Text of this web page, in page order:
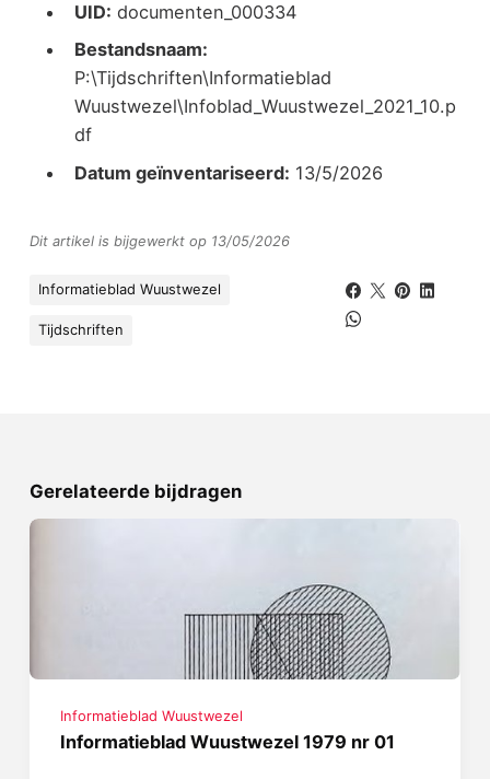
UID: documenten_000334
Bestandsnaam:
P:\Tijdschriften\Informatieblad
Wuustwezel\Infoblad_Wuustwezel_2021_10.p
df
Datum geïnventariseerd: 13/5/2026
Dit artikel is bijgewerkt op 13/05/2026
Informatieblad Wuustwezel
Tijdschriften
Gerelateerde bijdragen
Informatieblad Wuustwezel
Informatieblad Wuustwezel 1979 nr 01